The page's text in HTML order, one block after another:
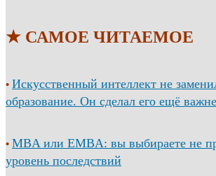
★ САМОЕ ЧИТАЕМОЕ
• Искусственный интеллект не
образование. Он сделал его ещё
• MBA или EMBA: вы выбираете не
уровень последствий